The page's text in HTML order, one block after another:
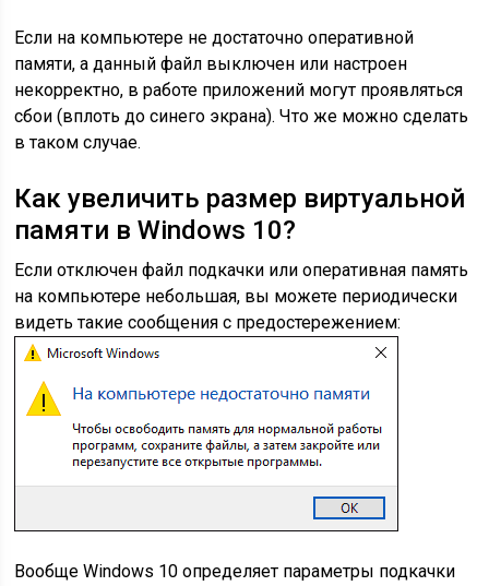
Если на компьютере не достаточно оперативной
памяти, а данный файл выключен или настроен
некорректно, в работе приложений могут проявляться
сбои (вплоть до синего экрана). Что же можно сделать
в таком случае.
Как увеличить размер виртуальной
памяти в Windows 10?
Если отключен файл подкачки или оперативная память
на компьютере небольшая, вы можете периодически
видеть такие сообщения с предостережением:
Вообще Windows 10 определяет параметры подкачки